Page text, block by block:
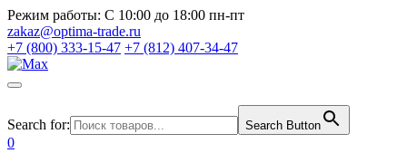
Режим работы: С 10:00 до 18:00 пн-пт
zakaz@optima-trade.ru
+7 (800) 333-15-47 +7 (812) 407-34-47
Search for: Search Button
0